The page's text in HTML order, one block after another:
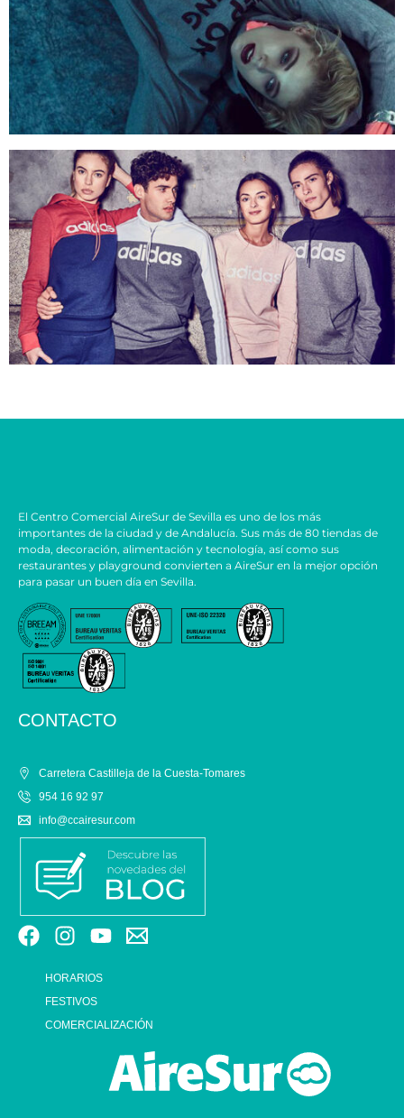
El Centro Comercial AireSur de Sevilla es uno de los más
importantes de la ciudad y de Andalucía. Sus más de 80 tiendas de
moda, decoración, alimentación y tecnología, así como sus
restaurantes y playground convierten a AireSur en la mejor opción
para pasar un buen día en Sevilla.
CONTACTO
Carretera Castilleja de la Cuesta-Tomares
954 16 92 97
info@ccairesur.com
HORARIOS
FESTIVOS
COMERCIALIZACIÓN